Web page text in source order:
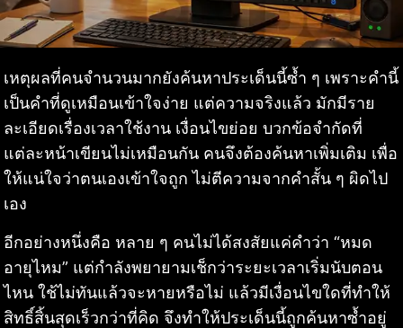
เหตุผลที่คนจำนวนมากยังค้นหาประเด็นนี้ซ้ำ ๆ เพราะคำนี้
เป็นคำที่ดูเหมือนเข้าใจง่าย แต่ความจริงแล้ว มักมีราย
ละเอียดเรื่องเวลาใช้งาน เงื่อนไขย่อย บวกข้อจำกัดที่
แต่ละหน้าเขียนไม่เหมือนกัน คนจึงต้องค้นหาเพิ่มเติม เพื่อ
ให้แน่ใจว่าตนเองเข้าใจถูก ไม่ตีความจากคำสั้น ๆ ผิดไป
เอง
อีกอย่างหนึ่งคือ หลาย ๆ คนไม่ได้สงสัยแค่คำว่า “หมด
อายุไหม” แต่กำลังพยายามเช็กว่าระยะเวลาเริ่มนับตอน
ไหน ใช้ไม่ทันแล้วจะหายหรือไม่ แล้วมีเงื่อนไขใดที่ทำให้
สิทธิ์สิ้นสุดเร็วกว่าที่คิด จึงทำให้ประเด็นนี้ถูกค้นหาซ้ำอยู่